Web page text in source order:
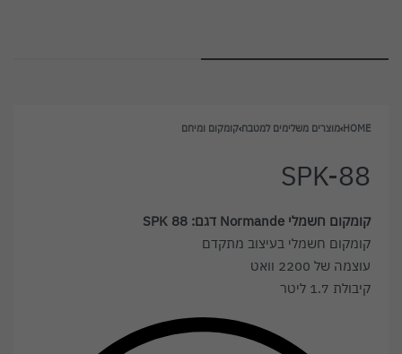
HOME
›מוצרים משלימים למטבח›קומקום ומיחם
SPK-88
קומקום חשמלי Normande דגם: SPK 88
קומקום חשמלי בעיצוב מתקדם
עוצמה של 2200 וואט
קיבולת 1.7 ליטר